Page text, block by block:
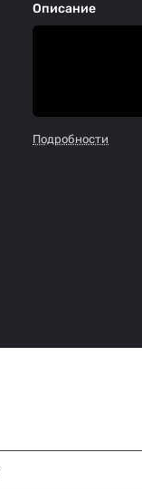
Описание
Подробности